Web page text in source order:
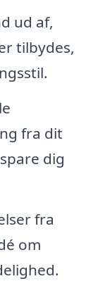
ud af,
tilbydes,
fra dit
dig
fra
om